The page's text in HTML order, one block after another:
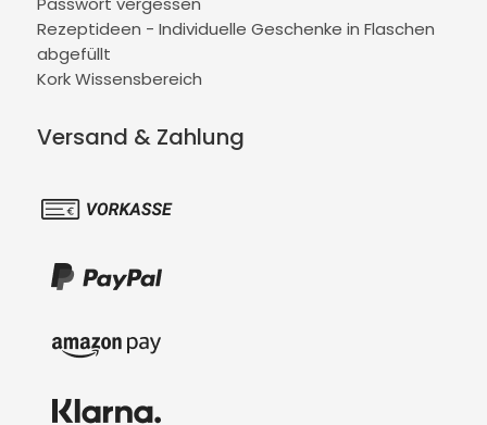
Rezeptideen - Individuelle Geschenke in Flaschen
abgefüllt
Kork Wissensbereich
Versand & Zahlung